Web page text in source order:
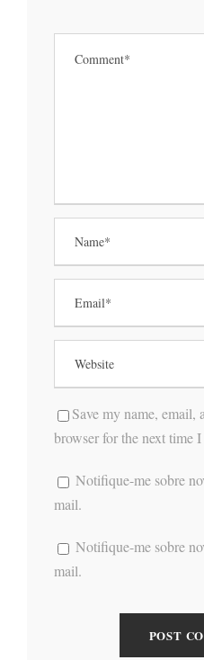
Save my name, email,
browser for the next time
Notifique-me sobre
mail.
Notifique-me sobre
mail.